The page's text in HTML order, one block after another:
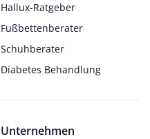
Hallux-Ratgeber
Fußbettenberater
Schuhberater
Diabetes Behandlung
Unternehmen